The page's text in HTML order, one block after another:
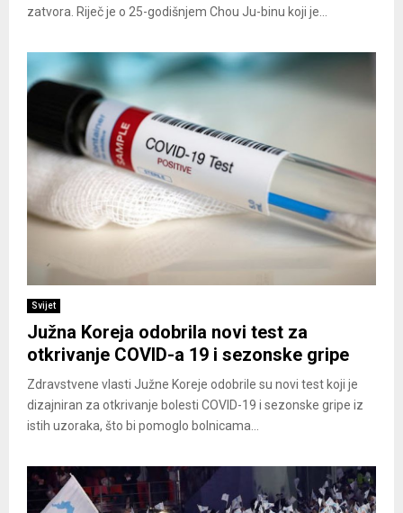
zatvora. Riječ je o 25-godišnjem Chou Ju-binu koji je...
Svijet
Južna Koreja odobrila novi test za
otkrivanje COVID-a 19 i sezonske gripe
Zdravstvene vlasti Južne Koreje odobrile su novi test koji je
dizajniran za otkrivanje bolesti COVID-19 i sezonske gripe iz
istih uzoraka, što bi pomoglo bolnicama...